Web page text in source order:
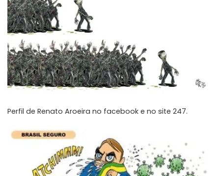
Perfil de Renato Aroeira no facebook e no site 247.